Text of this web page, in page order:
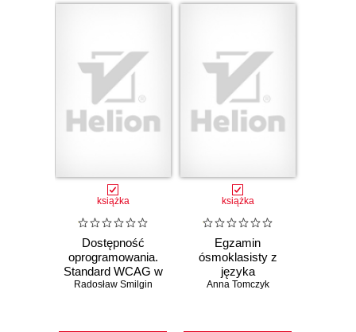
książka
Dostępność
oprogramowania.
Standard WCAG w
praktyce
Radosław Smilgin
książka
Egzamin
ósmoklasisty z
języka
angielskiego -
Anna Tomczyk